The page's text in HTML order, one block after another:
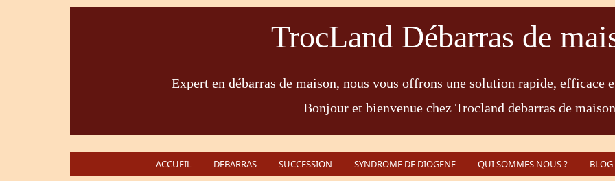
TrocLand Débarras de
Expert en débarras de maison, nous vous offrons une solution rapide, efficace
Bonjour et bienvenue chez Trocland debarras de
ACCUEIL DEBARRAS SUCCESSION SYNDROME DE DIOGENE QUI SOMMES NOUS ? BLOG